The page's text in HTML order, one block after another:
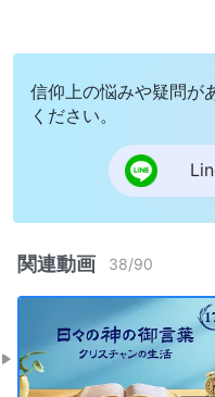
信仰上の悩みや疑問が
ください。
関連動画 38/90